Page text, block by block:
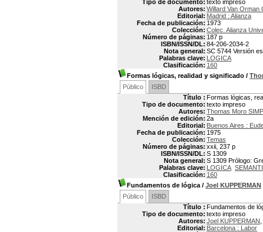
Tipo de documento: texto impreso
Autores: Willard Van Orman
Editorial: Madrid : Alianza
Fecha de publicación: 1973
Colección: Colec. Alianza
Número de páginas: 187 p
ISBN/ISSN/DL: 84-206-2034-2
Nota general: SC 5744 Versión
Palabras clave: LOGICA
Clasificación: 160
Formas lógicas, realidad y significado /
Público
ISBD
Título : Formas lógicas,
Tipo de documento: texto impreso
Autores: Thomas Moro
Mención de edición: 2a
Editorial: Buenos Aires :
Fecha de publicación: 1975
Colección: Temas
Número de páginas: xxii, 237 p
ISBN/ISSN/DL: S 1309
Nota general: S 1309 Prólogo:
Palabras clave: LOGICA
Clasificación: 160
Fundamentos de lógica / Joel KUPPERMAN
Público
ISBD
Título : Fundamentos de
Tipo de documento: texto impreso
Autores: Joel KUPPERMAN
Editorial: Barcelona : Labor